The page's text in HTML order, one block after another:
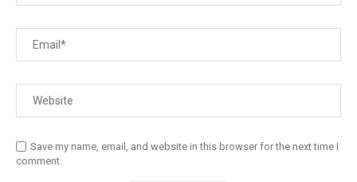
Save my name, email, and website in this browser for the next time I
comment.